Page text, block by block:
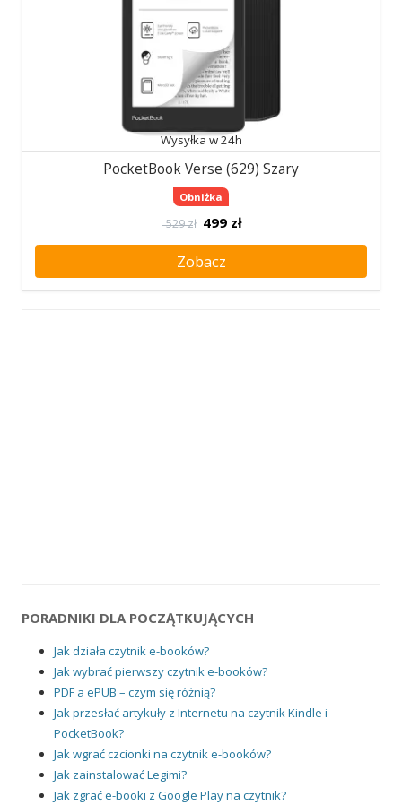
Wysyłka w 24h
PocketBook Verse (629) Szary
Obniżka
529 zł 499 zł
Zobacz
PORADNIKI DLA POCZĄTKUJĄCYCH
Jak działa czytnik e-booków?
Jak wybrać pierwszy czytnik e-booków?
PDF a ePUB – czym się różnią?
Jak przesłać artykuły z Internetu na czytnik Kindle i
PocketBook?
Jak wgrać czcionki na czytnik e-booków?
Jak zainstalować Legimi?
Jak zgrać e-booki z Google Play na czytnik?